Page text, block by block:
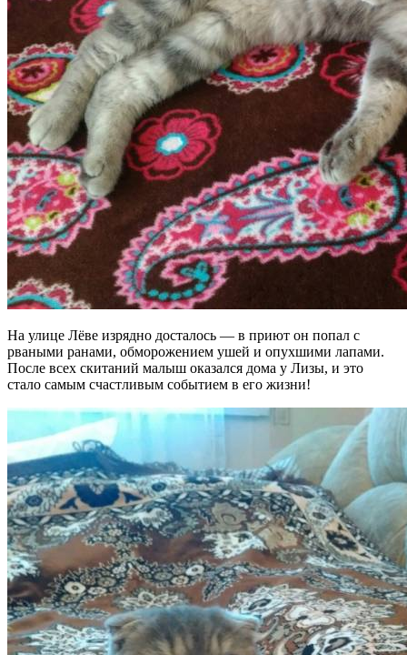
На улице Лёве изрядно досталось — в приют он попал с
рваными ранами, обморожением ушей и опухшими лапами.
После всех скитаний малыш оказался дома у Лизы, и это
стало самым счастливым событием в его жизни!